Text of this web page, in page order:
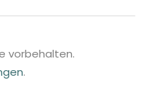
vorbehalten.
.